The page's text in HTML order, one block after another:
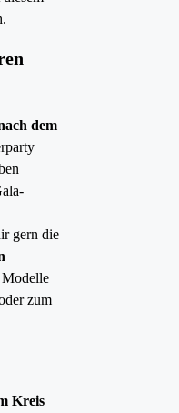
dem
gern die
Modelle
zum
Kreis